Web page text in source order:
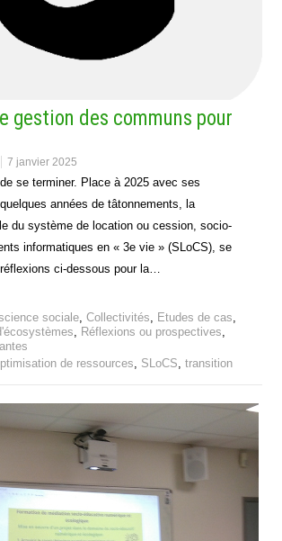
gestion des communs pour
7 janvier 2025
de se terminer. Place à 2025 avec ses
années de tâtonnements, la
du système de location ou cession, socio-
informatiques en « 3e vie » (SLoCS), se
ci-dessous pour la…
sociale,Collectivités, Etudes de cas,
, Réflexions ou prospectives,
de ressources, SLoCS,transition